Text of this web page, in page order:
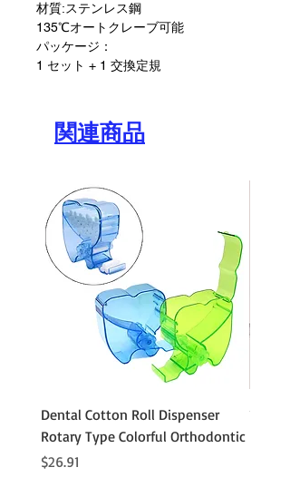
材質:ステンレス鋼
135℃オートクレーブ可能
パッケージ：
1 セット + 1 交換定規
関連商品
Dental Cotton Roll Dispenser
Rotary Type Colorful Orthodontic
価格
$26.91